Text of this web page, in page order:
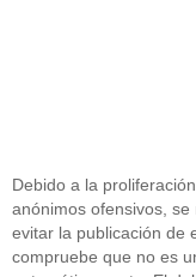
Debido a la
anónimos ofensivos,
evitar la publicación de
compruebe que no es